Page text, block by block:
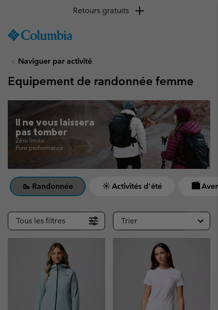
TO
SKIP
MAIN
NAV
SEARCH
Naviguer par activité
Equipement de randonnée femme
Il ne vous laissera
pas tomber
Zéro limite.
Pure performance.
🥾 Randonnée ☀ Activités d'été 🏙
Tous les filtres Trier